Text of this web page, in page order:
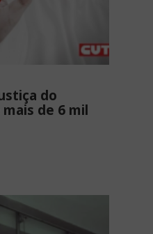
do
de 6 mil